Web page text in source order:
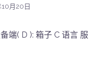
月20日
端( D ): 箱子 C 语言 服